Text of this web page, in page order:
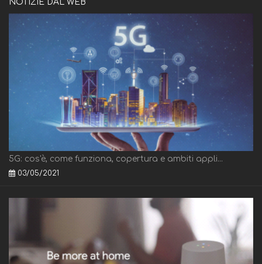
NOTIZIE DAL WEB
5G: cos'è, come funziona, copertura e ambiti appli...
03/05/2021